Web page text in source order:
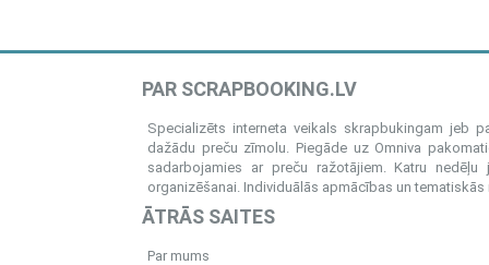
PAR SCRAPBOOKING.LV
Specializēts interneta veikals skrapbukingam jeb
dažādu preču zīmolu. Piegāde uz Omniva
sadarbojamies ar preču ražotājiem. Katru
organizēšanai. Individuālās apmācības un
ĀTRĀS SAITES
Par mums